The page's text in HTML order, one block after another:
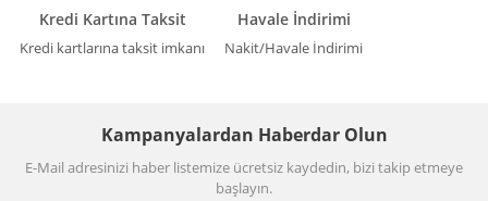
Kredi Kartına Taksit
Kredi kartlarına taksit imkanı
Havale İndirimi
Nakit/Havale İndirimi
Kampanyalardan Haberdar Olun
E-Mail adresinizi haber listemize ücretsiz kaydedin, bizi takip etmeye
başlayın.